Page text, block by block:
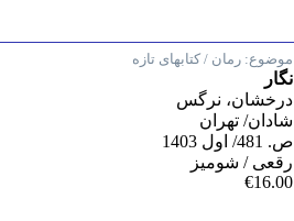
موضوع: رمان / کتابهای تازه
نگار
درخشان، نرگس
شادان/ تهران
ص. 481/ اول 1403
رقعی / شومیز
€16.00